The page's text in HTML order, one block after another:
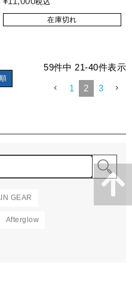
検
GEAR
Afterglow
税込
在庫切れ
59件中 21-40件表示
1 2 3